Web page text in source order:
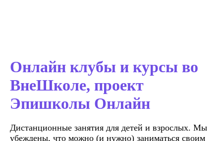
Онлайн клубы и курсы во
ВнеШколе, проект
Эпишколы Онлайн
Дистанционные занятия для детей и взрослых. Мы
убеждены, что можно (и нужно) заниматься своим